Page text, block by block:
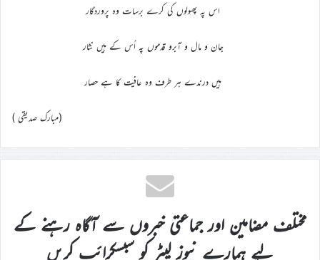
اس پہ پھولوں کی کرے برسات وہ پروردگار
جان و مال و آبرو قدموں پہ اُس کے ہیں نثار
ہیں درندے ہر طرف وہ عافیت کا ہے حصار
(مبارک صدیقی )
مختلف مضامین اور جماعتی خبروں سے آگاہ رہنے کے
لیے ہمارے نیوز لیٹر کو سبسکرائب کریں